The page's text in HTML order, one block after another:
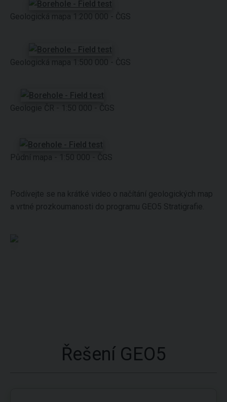
Geologická mapa 1:200 000 - ČGS
Geologická mapa 1:500 000 - ČGS
Geologie ČR - 1:50 000 - ČGS
Půdní mapa - 1:50 000 - ČGS
Podívejte se na krátké video o načítání geologických map
a vrtné prozkoumanosti do programu GEO5 Stratigrafie.
Řešení GEO5